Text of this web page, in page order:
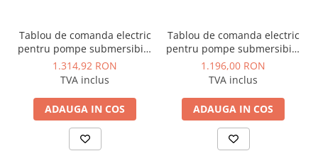
Canalizare exterioara
Canalizare pluviala
Instalatii de gaz
Tevi PEHD gaz
Fitinguri gaz
Tablou de comanda electric
pentru pompe submersibile
trifazice de 10HP-15HP
Speroni ATL Epic1-400/15
1.314,92 RON
TVA inclus
ADAUGA IN COS
Tablou de comanda electric
pentru pompe submersibile
trifazice de 0,55HP-10HP
Speroni ATL Epic1-400/10
1.196,00 RON
TVA inclus
ADAUGA IN COS